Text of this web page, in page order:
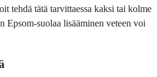
tehdä tätä tarvittaessa kaksi tai kolme
Epsom-suolaa lisääminen veteen voi